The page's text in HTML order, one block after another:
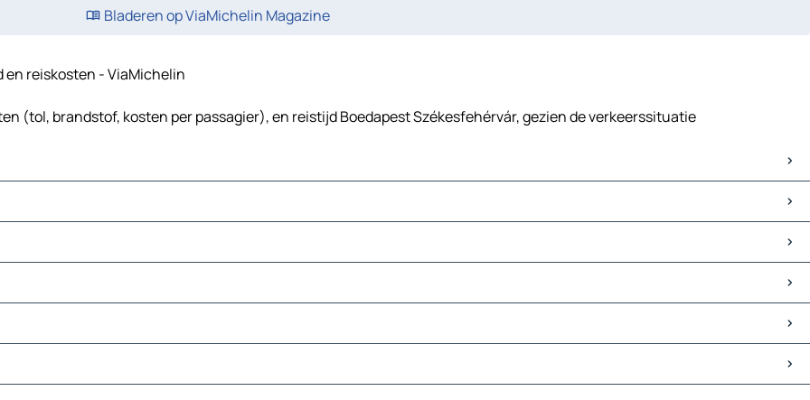
Bladeren op ViaMichelin Magazine
reiskosten - ViaMichelin
(tol, brandstof, kosten per passagier), en reistijd Boedapest Székesfehérvár, gezien de verkeerssituatie